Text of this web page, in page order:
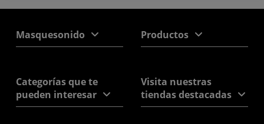
Masquesonido Productos
Categorías que te
pueden interesar
Visita nuestras
tiendas destacadas